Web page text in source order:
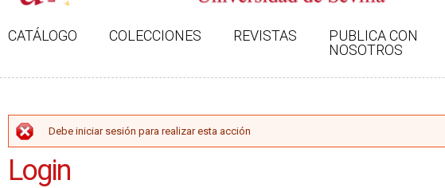
CATÁLOGO COLECCIONES REVISTAS
PUBLICA CON
NOSOTROS
MENSAJE DE ERROR
Debe iniciar sesión para realizar esta acción
Login